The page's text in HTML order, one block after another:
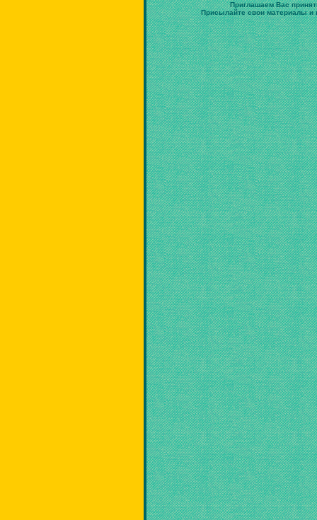
Приглашаем Вас
Присылайте свои материалы и